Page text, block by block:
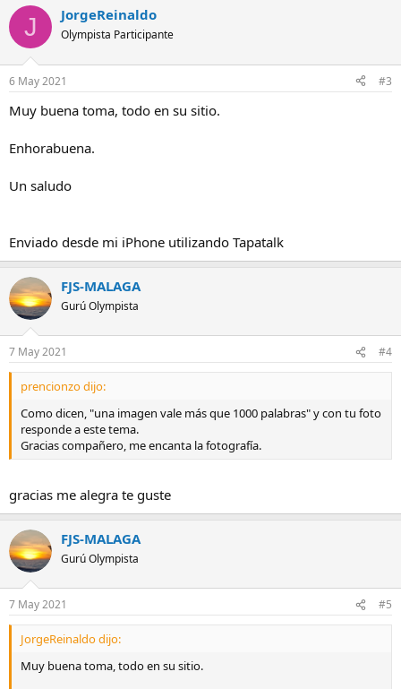
J JorgeReinaldo
Olympista Participante
6 May 2021 #3
Muy buena toma, todo en su sitio.
Enhorabuena.
Un saludo
Enviado desde mi iPhone utilizando Tapatalk
FJS-MALAGA
Gurú Olympista
7 May 2021 #4
prencionzo dijo:
Como dicen, "una imagen vale más que 1000 palabras" y con tu foto
responde a este tema.
Gracias compañero, me encanta la fotografía.
gracias me alegra te guste
FJS-MALAGA
Gurú Olympista
7 May 2021 #5
JorgeReinaldo dijo:
Muy buena toma, todo en su sitio.